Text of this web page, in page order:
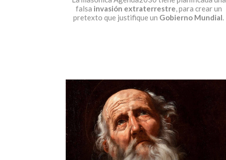
falsa invasión extraterrestre, para crear un
pretexto que justifique un Gobierno Mundial.